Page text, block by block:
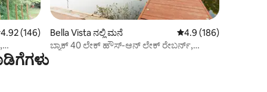
4.92 ಸರಾಸರಿ ರೇಟಿಂಗ್, 146 ವಿಮರ್ಶೆಗಳು
4.92 (146)
Bella Vista ನಲ್ಲಿ ಮನೆ 5 ರಲ್ಲಿ 4.9 ಸರಾಸರಿ
4.9 (186)
ಬ್ಯಾಕ್ 40 ಲೇಕ್ ಹೌಸ್-ಆನ್ ಲೇಕ್ ರೇಬರ್ನ್,